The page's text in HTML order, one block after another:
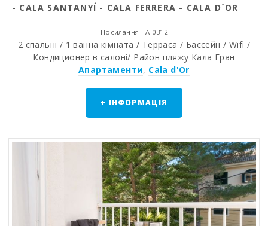
- CALA SANTANYÍ - CALA FERRERA - CALA D´OR
Посилання : A-0312
2 спальнi / 1 ванна кiмната / Терраса / Бассейн / Wifi /
Кондиционер в салоні/ Район пляжy Кала Гран
Апартаменти, Cala d'Or
+ ІНФОРМАЦІЯ